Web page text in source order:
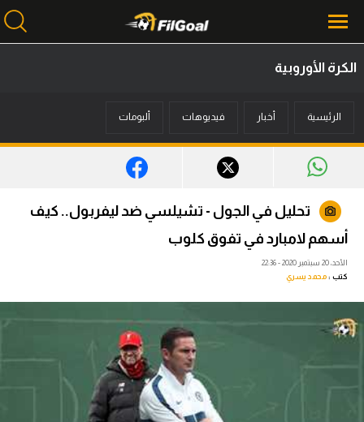
أخبار
فانتازي في الجول
فيديوهات
الكرة الأوروبية
الرئيسية أخبار فيديوهات ألبومات
تحليل في الجول - تشيلسي ضد ليفربول.. كيف
أسهم لامبارد في تفوق كلوب
الأحد، 20 سبتمبر 2020 - 22:36
كتب :محمد يسري